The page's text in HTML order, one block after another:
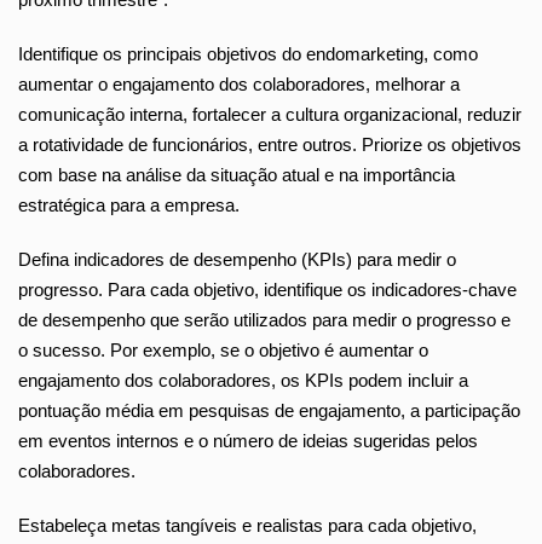
Identifique os principais objetivos do endomarketing, como
aumentar o engajamento dos colaboradores, melhorar a
comunicação interna, fortalecer a cultura organizacional, reduzir
a rotatividade de funcionários, entre outros. Priorize os objetivos
com base na análise da situação atual e na importância
estratégica para a empresa.
Defina indicadores de desempenho (KPIs) para medir o
progresso. Para cada objetivo, identifique os indicadores-chave
de desempenho que serão utilizados para medir o progresso e
o sucesso. Por exemplo, se o objetivo é aumentar o
engajamento dos colaboradores, os KPIs podem incluir a
pontuação média em pesquisas de engajamento, a participação
em eventos internos e o número de ideias sugeridas pelos
colaboradores.
Estabeleça metas tangíveis e realistas para cada objetivo,